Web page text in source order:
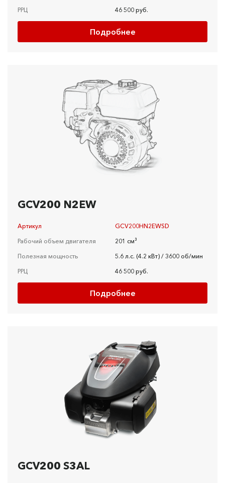
РРЦ 46 500 руб.
Подробнее
GCV200 N2EW
Артикул
GCV200HN2EWSD
Рабочий объем двигателя
201 см³
Полезная мощность
5.6 л.c. (4.2 кBт) / 3600 об/мин
РРЦ
46 500 руб.
Подробнее
GCV200 S3AL